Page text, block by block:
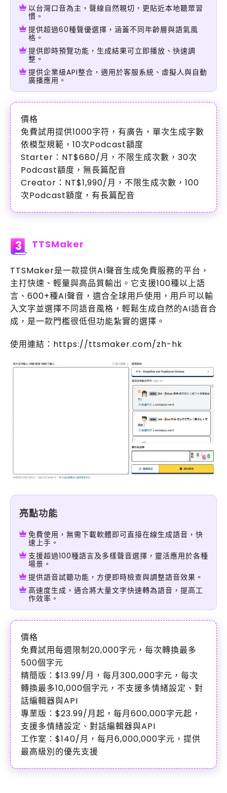
以台灣口音為主，聲線自然親切，更貼近本地聽眾習
慣。
提供超過60種聲優選擇，涵蓋不同年齡層與語氣風
格。
提供即時預覽功能，生成結果可立即播放、快速調
整。
提供企業級API整合，適用於客服系統、虛擬人與自動
廣播應用。
價格
免費試用提供1000字符，有廣告，單次生成字數
依模型規範，10次Podcast額度
Starter：NT$680/月，不限生成次數，30次
Podcast額度，無長篇配音
Creator：NT$1,990/月，不限生成次數，100
次Podcast額度，有長篇配音
3 TTSMaker
TTSMaker是一款提供AI聲音生成免費服務的平台，
主打快速、輕量與高品質輸出。它支援100種以上語
言、600+種AI聲音，適合全球用戶使用，用戶可以輸
入文字並選擇不同語音風格，輕鬆生成自然的AI語音合
成，是一款門檻很低但功能紮實的選擇。
使用連結：https://ttsmaker.com/zh-hk
亮點功能
免費使用，無需下載軟體即可直接在線生成語音，快
速上手。
支援超過100種語言及多樣聲音選擇，靈活應用於各種
場景。
提供語音試聽功能，方便即時檢查與調整語音效果。
高速度生成，適合將大量文字快速轉為語音，提高工
作效率。
價格
免費試用每週限制20,000字元，每次轉換最多
500個字元
精簡版：$13.99/月，每月300,000字元，每次
轉換最多10,000個字元，不支援多情緒設定、對
話編輯器與API
專業版：$23.99/月起，每月600,000字元起，
支援多情緒設定、對話編輯器與API
工作室：$140/月，每月6,000,000字元，提供
最高級別的優先支援